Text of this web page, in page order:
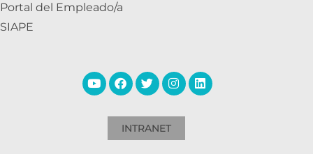
Manuel B. Gonnet
08.00 h a 16.00 hs